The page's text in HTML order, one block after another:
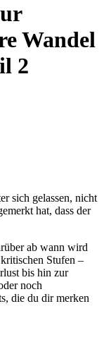
Wandel
2
sich gelassen, nicht
hat, dass der
ab wann wird
Stufen –
bis hin zur
noch
die du dir merken